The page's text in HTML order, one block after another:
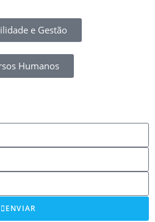
e Gestão
Humanos
ENVIAR